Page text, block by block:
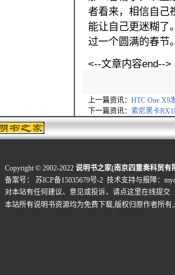
者看来，相信自己
能让自己更迷糊了
过一个圆满的春节
<--文章内容end-->
上一篇资讯： HTC One X9
下一篇资讯： 索尼黑卡
Copyright © 2002-2022 说明书之家(南京四重奏科贸有
备案号：
苏ICP备15035679号-2 技术支持与报障：
对本站有任何建议、意见或投诉， 请点这里在线提交
本站所有说明书资源均为免费下载,版权归原作者所